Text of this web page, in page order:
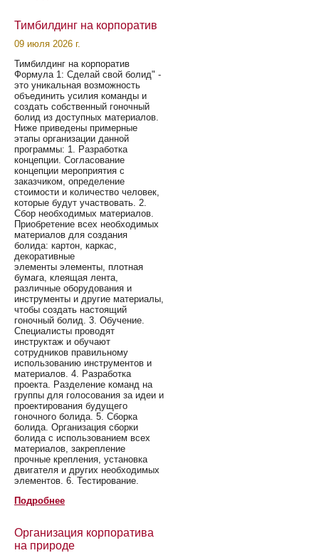
Тимбилдинг на корпоратив
09 июля 2026 г.
Тимбилдинг на корпоратив
Формула 1: Сделай свой болид" -
это уникальная возможность
объединить усилия команды и
создать собственный гоночный
болид из доступных материалов.
Ниже приведены примерные
этапы организации данной
программы: 1. Разработка
концепции. Согласование
концепции мероприятия с
заказчиком, определение
стоимости и количество человек,
которые будут участвовать. 2.
Сбор необходимых материалов.
Приобретение всех необходимых
материалов для создания
болида: картон, каркас,
декоративные
элементы элементы, плотная
бумага, клеящая лента,
различные оборудования и
инструменты и другие материалы,
чтобы создать настоящий
гоночный болид. 3. Обучение.
Специалисты проводят
инструктаж и обучают
сотрудников правильному
использованию инструментов и
материалов. 4. Разработка
проекта. Разделение команд на
группы для голосования за идеи и
проектирования будущего
гоночного болида. 5. Сборка
болида. Организация сборки
болида с использованием всех
материалов, закрепление
прочные крепления, установка
двигателя и других необходимых
элементов. 6. Тестирование.
Подробнее
Организация корпоратива
на природе